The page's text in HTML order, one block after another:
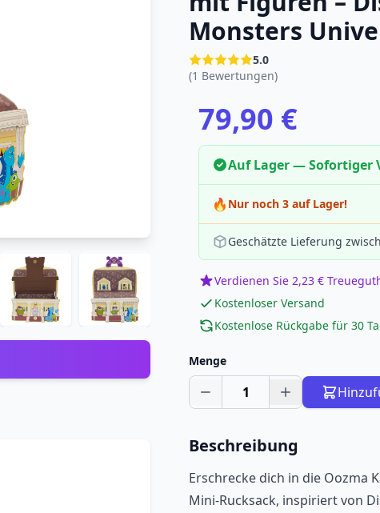
Monsters
5.0
(1 Bewertungen)
79,90 €
Auf Lager — Sofortiger
🔥 Nur noch 3 auf Lager!
Geschätzte Lieferung
Verdienen Sie 2,23 €
Kostenloser Versand
Kostenlose Rückgabe für 30
Menge
1
Beschreibung
Erschrecke dich in die Oozma
Mini-Rucksack, inspiriert von